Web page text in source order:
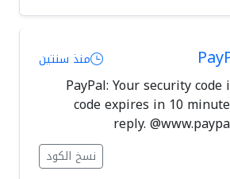
منذ سنتين
PayPal: Your security code
code expires in 10
reply.
نسخ الكود